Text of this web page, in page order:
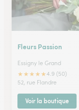
Fleurs Passion
Essigny le Grand
★★★★★4.9 (50)
52, rue Flandre
Voir la boutique